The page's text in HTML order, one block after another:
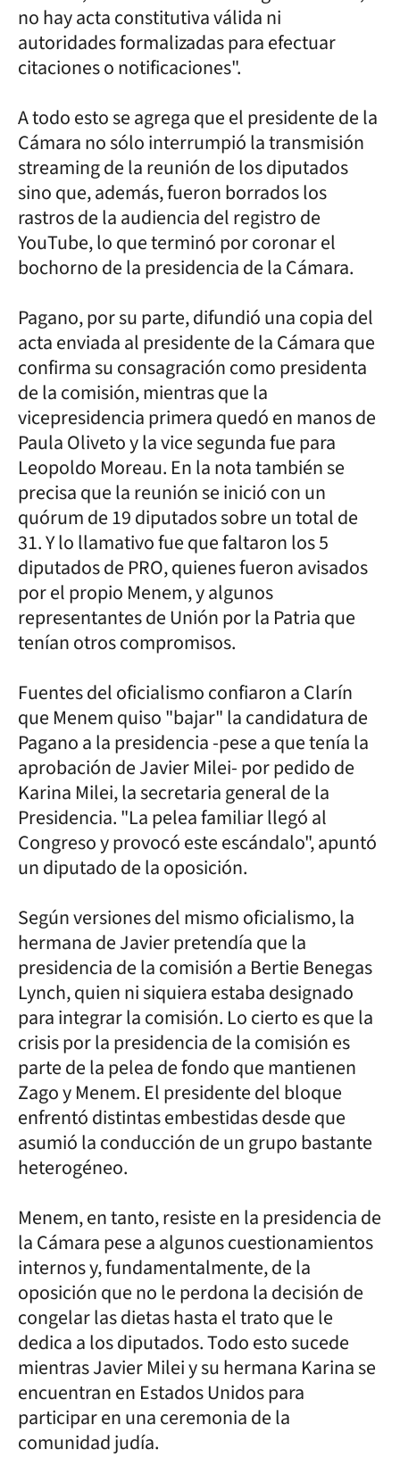
no hay acta constitutiva válida ni
autoridades formalizadas para efectuar
citaciones o notificaciones".
A todo esto se agrega que el presidente de la
Cámara no sólo interrumpió la transmisión
streaming de la reunión de los diputados
sino que, además, fueron borrados los
rastros de la audiencia del registro de
YouTube, lo que terminó por coronar el
bochorno de la presidencia de la Cámara.
Pagano, por su parte, difundió una copia del
acta enviada al presidente de la Cámara que
confirma su consagración como presidenta
de la comisión, mientras que la
vicepresidencia primera quedó en manos de
Paula Oliveto y la vice segunda fue para
Leopoldo Moreau. En la nota también se
precisa que la reunión se inició con un
quórum de 19 diputados sobre un total de
31. Y lo llamativo fue que faltaron los 5
diputados de PRO, quienes fueron avisados
por el propio Menem, y algunos
representantes de Unión por la Patria que
tenían otros compromisos.
Fuentes del oficialismo confiaron a Clarín
que Menem quiso "bajar" la candidatura de
Pagano a la presidencia -pese a que tenía la
aprobación de Javier Milei- por pedido de
Karina Milei, la secretaria general de la
Presidencia. "La pelea familiar llegó al
Congreso y provocó este escándalo", apuntó
un diputado de la oposición.
Según versiones del mismo oficialismo, la
hermana de Javier pretendía que la
presidencia de la comisión a Bertie Benegas
Lynch, quien ni siquiera estaba designado
para integrar la comisión. Lo cierto es que la
crisis por la presidencia de la comisión es
parte de la pelea de fondo que mantienen
Zago y Menem. El presidente del bloque
enfrentó distintas embestidas desde que
asumió la conducción de un grupo bastante
heterogéneo.
Menem, en tanto, resiste en la presidencia de
la Cámara pese a algunos cuestionamientos
internos y, fundamentalmente, de la
oposición que no le perdona la decisión de
congelar las dietas hasta el trato que le
dedica a los diputados. Todo esto sucede
mientras Javier Milei y su hermana Karina se
encuentran en Estados Unidos para
participar en una ceremonia de la
comunidad judía.